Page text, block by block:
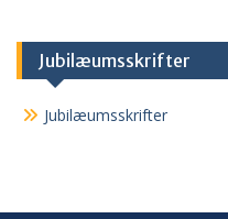
Jubilæumsskrifter
Jubilæumsskrifter